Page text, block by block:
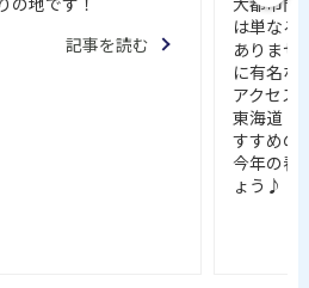
記事を読む
は単なる
ありませ
に有名な
アクセス
東海道・
すすめの
今年の春
ょう♪